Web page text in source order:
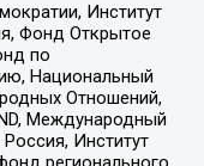
Институт
Фонд Открытое
по
Национальный
Отношений,
Международный
Институт